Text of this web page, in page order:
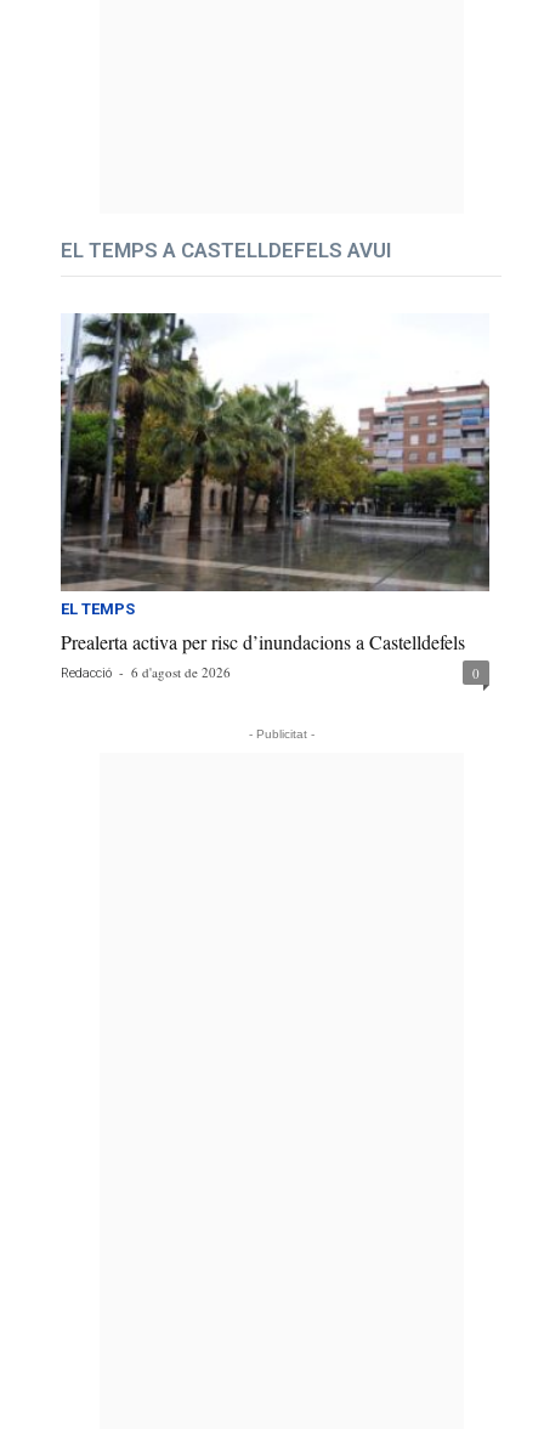
EL TEMPS A CASTELLDEFELS AVUI
EL TEMPS
Prealerta activa per risc d’inundacions a Castelldefels
Redacció - 6 d'agost de 2026 0
- Publicitat -